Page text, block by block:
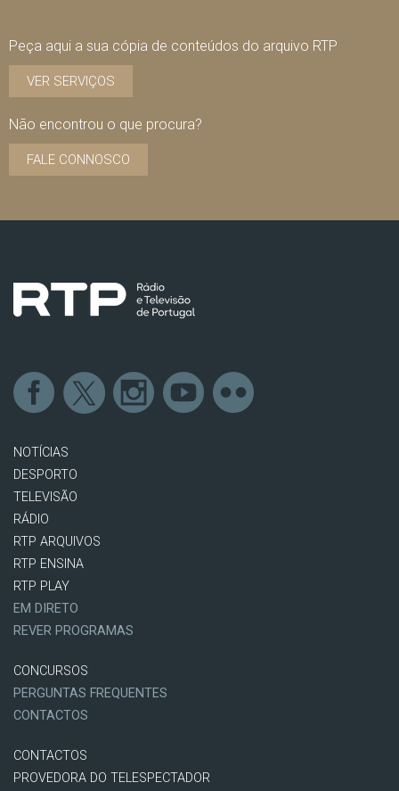
Peça aqui a sua cópia de conteúdos do arquivo RTP
VER SERVIÇOS
Não encontrou o que procura?
FALE CONNOSCO
NOTÍCIAS
DESPORTO
TELEVISÃO
RÁDIO
RTP ARQUIVOS
RTP ENSINA
RTP PLAY
EM DIRETO
REVER PROGRAMAS
CONCURSOS
PERGUNTAS FREQUENTES
CONTACTOS
CONTACTOS
PROVEDORA DO TELESPECTADOR